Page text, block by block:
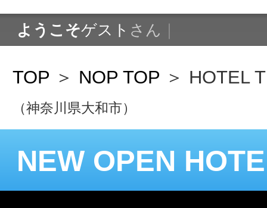
（神奈川県大和市）
煌びやかでラグジュアリーな次世代
HOTEL TIARA Brun(ティアラ
川県大和市）